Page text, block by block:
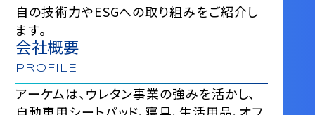
自の技術力やESGへの取り組みをご紹介し
ます。
会社概要
PROFILE
アーケムは、ウレタン事業の強みを活かし、